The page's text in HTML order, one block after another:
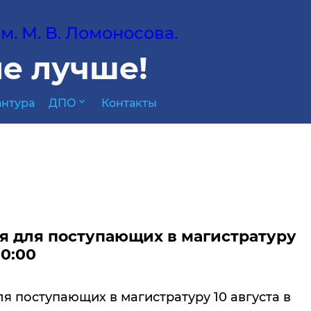
М. В. Ломоносова.
лучше!
ДПО expand_more Контакты
для поступающих в магистратуру
поступающих в магистратуру 10 августа в